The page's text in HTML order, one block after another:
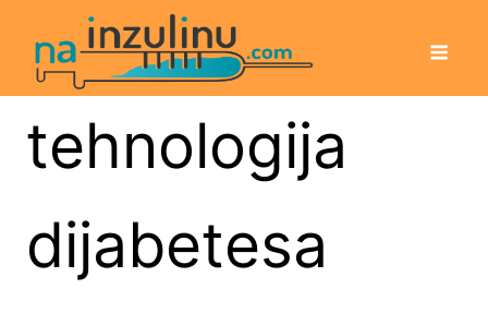
tehnologija
dijabetesa